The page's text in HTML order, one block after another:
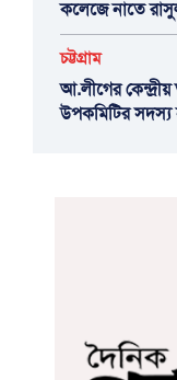
কলেজে নাতে
চট্টগ্রাম
আ.লীগের
উপকমিটির সদস্য